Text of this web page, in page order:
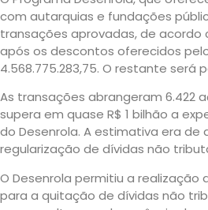
com autarquias e fundações
transações aprovadas, de
após os descontos oferecidos
4.568.775.283,75. O restante será
As transações abrangeram 6.422
supera em quase R$ 1 bilhão a
do Desenrola. A estimativa era de
regularização de dívidas não
O Desenrola permitiu a
para a quitação de dívidas não